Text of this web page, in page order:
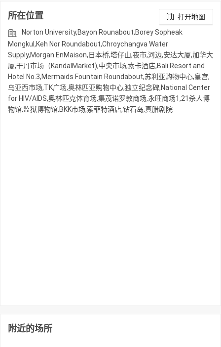
所在位置
打开地图
Norton University,Bayon Rounabout,Borey Sopheak
Mongkul,Keh Nor Roundabout,Chroychangva Water
Supply,Morgan EnMaison,日本桥,塔仔山,夜市,河边,安达大厦,加华大
厦,干丹市场（KandalMarket),中央市场,索卡酒店,Bali Resort and
Hotel No.3,Mermaids Fountain Roundabout,苏利亚购物中心,皇宫,
乌亚西市场,TK广场,奥林匹亚购物中心,独立纪念碑,National Center
for HIV/AIDS,奥林匹克体育场,集茂诺罗敦商场,永旺商场1,21杀人博
物馆,监狱博物馆,BKK市场,索菲特酒店,钻石岛,真腊剧院
附近的场所